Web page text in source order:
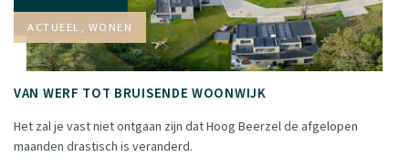
ACTUEEL, WONEN
VAN WERF TOT BRUISENDE WOONWIJK
Het zal je vast niet ontgaan zijn dat Hoog Beerzel de afgelopen
maanden drastisch is veranderd.